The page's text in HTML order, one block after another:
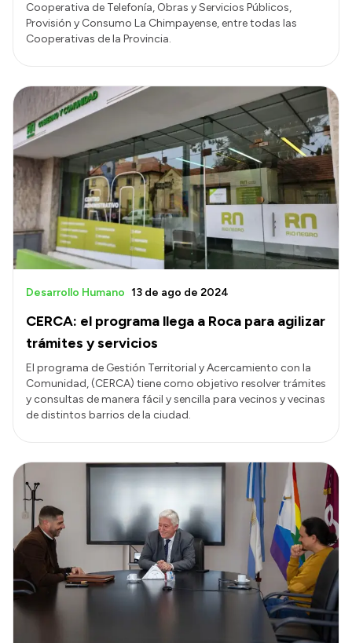
Cooperativa de Telefonía, Obras y Servicios Públicos,
Provisión y Consumo La Chimpayense, entre todas las
Cooperativas de la Provincia.
CERCA: el programa llega a Roca para agilizar
trámites y servicios
Desarrollo Humano 13 de ago de 2024
El programa de Gestión Territorial y Acercamiento con la
Comunidad, (CERCA) tiene como objetivo resolver trámites
y consultas de manera fácil y sencilla para vecinos y vecinas
de distintos barrios de la ciudad.